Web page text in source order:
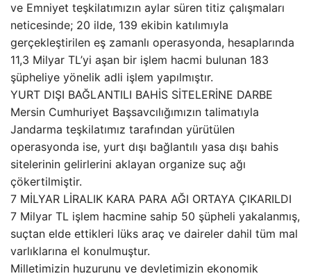
ve Emniyet teşkilatımızın aylar süren titiz çalışmaları
neticesinde; 20 ilde, 139 ekibin katılımıyla
gerçekleştirilen eş zamanlı operasyonda, hesaplarında
11,3 Milyar TL’yi aşan bir işlem hacmi bulunan 183
şüpheliye yönelik adli işlem yapılmıştır.
YURT DIŞI BAĞLANTILI BAHİS SİTELERİNE DARBE
Mersin Cumhuriyet Başsavcılığımızın talimatıyla
Jandarma teşkilatımız tarafından yürütülen
operasyonda ise, yurt dışı bağlantılı yasa dışı bahis
sitelerinin gelirlerini aklayan organize suç ağı
çökertilmiştir.
7 MİLYAR LİRALIK KARA PARA AĞI ORTAYA ÇIKARILDI
7 Milyar TL işlem hacmine sahip 50 şüpheli yakalanmış,
suçtan elde ettikleri lüks araç ve daireler dahil tüm mal
varlıklarına el konulmuştur.
Milletimizin huzurunu ve devletimizin ekonomik